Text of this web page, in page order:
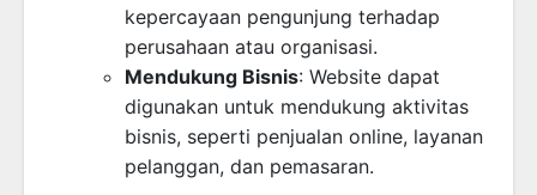
kepercayaan pengunjung terhadap
perusahaan atau organisasi.
Mendukung Bisnis: Website dapat
digunakan untuk mendukung aktivitas
bisnis, seperti penjualan online, layanan
pelanggan, dan pemasaran.